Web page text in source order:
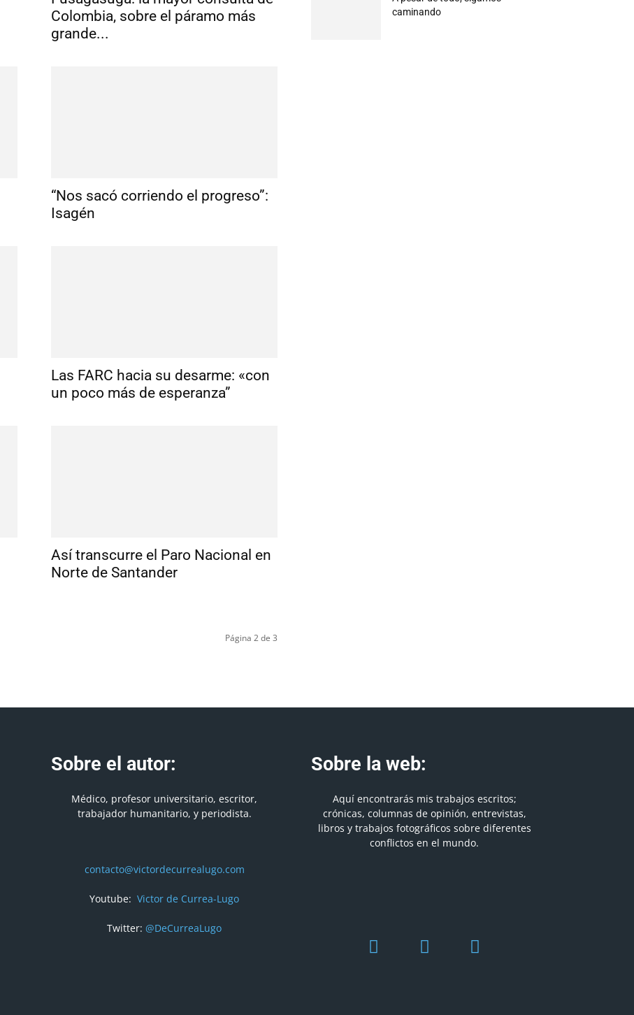
Colombia, sobre el páramo más
grande...
“Nos sacó corriendo el progreso”:
Isagén
Las FARC hacia su desarme: «con
un poco más de esperanza”
Así transcurre el Paro Nacional en
Norte de Santander
Página 2 de 3
caminando
Sobre el autor:
Médico, profesor universitario, escritor,
trabajador humanitario, y periodista.
contacto@victordecurrealugo.com
Youtube: Victor de Currea-Lugo
Twitter: @DeCurreaLugo
Sobre la web:
Aquí encontrarás mis trabajos escritos;
crónicas, columnas de opinión, entrevistas,
libros y trabajos fotográficos sobre diferentes
conflictos en el mundo.